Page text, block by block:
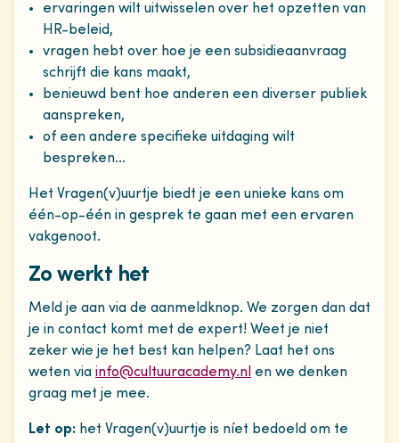
ervaringen wilt uitwisselen over het opzetten van
HR-beleid,
vragen hebt over hoe je een subsidieaanvraag
schrijft die kans maakt,
benieuwd bent hoe anderen een diverser publiek
aanspreken,
of een andere specifieke uitdaging wilt
bespreken…
Het Vragen(v)uurtje biedt je een unieke kans om
één-op-één in gesprek te gaan met een ervaren
vakgenoot.
Zo werkt het
Meld je aan via de aanmeldknop. We zorgen dan dat
je in contact komt met de expert! Weet je niet
zeker wie je het best kan helpen? Laat het ons
weten via info@cultuuracademy.nl en we denken
graag met je mee.
Let op: het Vragen(v)uurtje is níet bedoeld om te